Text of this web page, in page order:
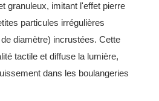
granuleux, imitant l'effet pierre
particules irrégulières
diamètre) incrustées. Cette
tactile et diffuse la lumière,
dans les boulangeries